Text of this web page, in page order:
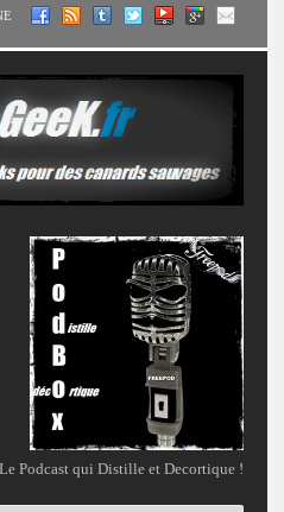
Le Podcast qui Distille et Decortique !